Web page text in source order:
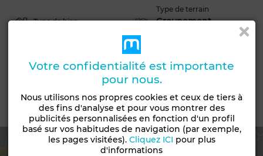
Type de bien
Type de terrain
Groupement
d'habitation, Lots de
Livraison Statut du terrain
Loti
Emplacement
Votre confidentialité est importante
pour nous.
Nous utilisons nos propres cookies et ceux de tiers à
des fins d'analyse et pour vous montrer des
publicités personnalisées en fonction d'un profil
basé sur vos habitudes de navigation (par exemple,
les pages visitées). Cliquez ICI pour plus
d'informations